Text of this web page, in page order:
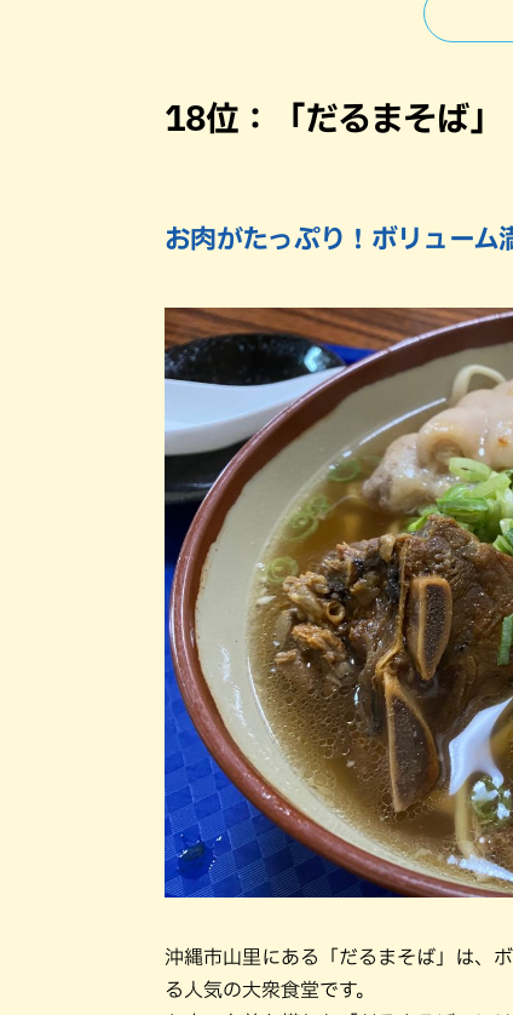
18位：「だるまそば」
お肉がたっぷり！ボリューム
沖縄市山里にある「だるまそば」は、
る人気の大衆食堂です。